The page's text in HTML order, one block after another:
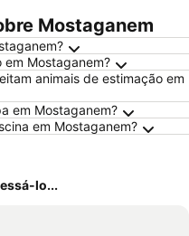
Mostaganem
em Mostaganem?
animais de estimação em
em Mostaganem?
em Mostaganem?
lo...